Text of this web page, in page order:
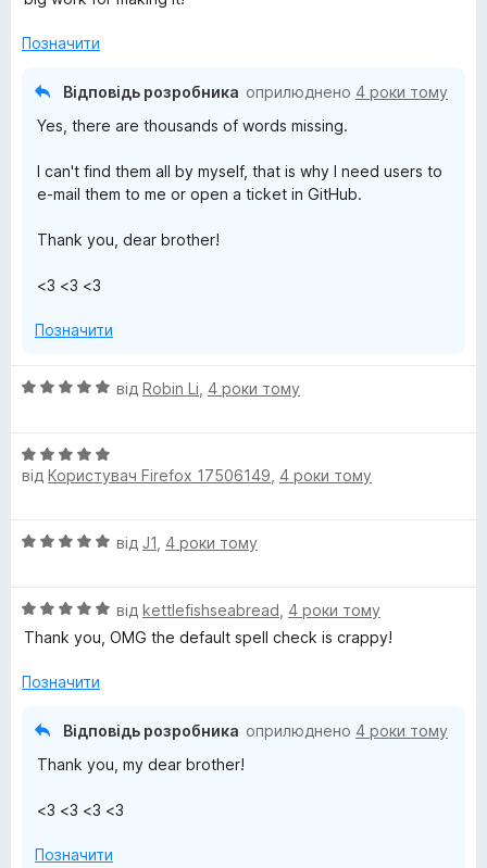
а
Позначити
Відповідь розробника оприлюднено 4 роки тому
Yes, there are thousands of words missing.
I can't find them all by myself, that is why I need users to
e-mail them to me or open a ticket in GitHub.
Thank you, dear brother!
<3 <3 <3
Позначити
О
н
к
з
від Robin Li 4 роки тому
О
ц
к
з
5
від Користувач Firefox 17506149 4 роки тому
О
н
к
5
від J1 4 роки тому
О
ц
н
від kettlefishseabread 4 роки тому
Thank you, OMG the default spell check is crappy!
Позначити
Відповідь розробника оприлюднено 4 роки тому
Thank you, my dear brother!
<3 <3 <3 <3
Позначити